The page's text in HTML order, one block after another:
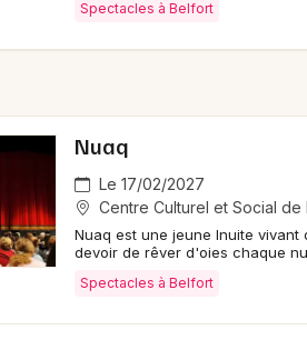
Spectacles à Belfort
Nuaq
Le 17/02/2027
Centre Culturel et Social
Nuaq est une jeune Inuite
devoir de rêver d'oies chaque
Spectacles à Belfort